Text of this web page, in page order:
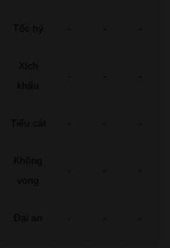
Tốc hỷ - - -
Xích
khẩu
- - -
Tiểu cát - - -
Không
vong
- - -
Đại an - - -